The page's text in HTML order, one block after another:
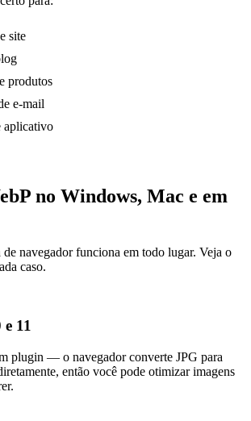
site
produtos
e-mail
aplicativo
no Windows, Mac e em
de navegador funciona em todo lugar. Veja o
caso.
11
plugin — o navegador converte JPG para
então você pode otimizar imagens